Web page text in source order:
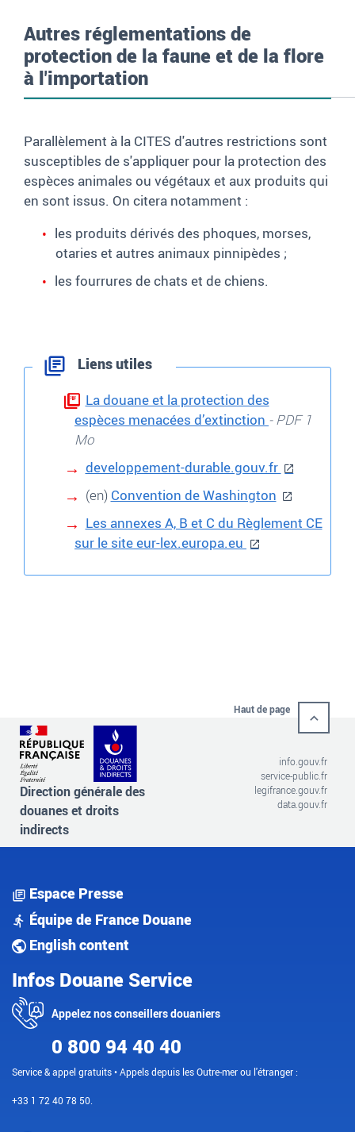
Autres réglementations de
protection de la faune et de la flore
à l'importation
Parallèlement à la CITES d'autres restrictions sont
susceptibles de s'appliquer pour la protection des
espèces animales ou végétaux et aux produits qui
en sont issus. On citera notamment :
les produits dérivés des phoques, morses,
otaries et autres animaux pinnipèdes ;
les fourrures de chats et de chiens.
Liens utiles
La douane et la protection des
espèces menacées d’extinction - PDF 1
Mo
developpement-durable.gouv.fr
(en) Convention de Washington
Les annexes A, B et C du Règlement CE
sur le site eur-lex.europa.eu
Haut de page
Direction générale des
douanes et droits
indirects
info.gouv.fr
service-public.fr
legifrance.gouv.fr
data.gouv.fr
Espace Presse
Équipe de France Douane
English content
Infos Douane Service
Appelez nos conseillers douaniers
0 800 94 40 40
Service & appel gratuits • Appels depuis les Outre-mer ou l'étranger :
+33 1 72 40 78 50.